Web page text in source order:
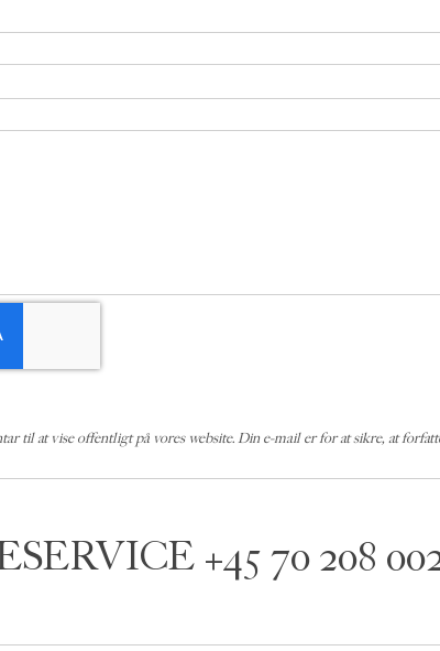
til at vise offentligt på vores website. Din e-mail er for at sikre, at
+45 70 208